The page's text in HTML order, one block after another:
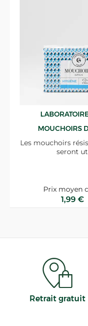
MOUCHOIRS
Les mouchoirs
seront
Prix moyen
1,99 €
Retrait gratuit